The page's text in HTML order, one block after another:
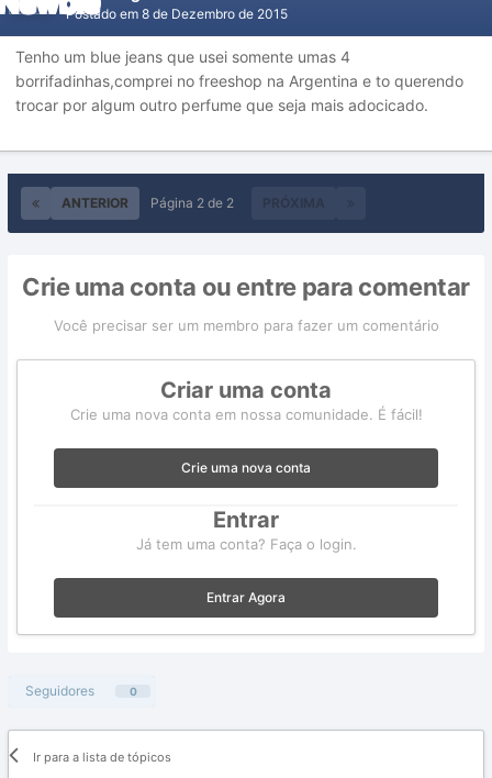
Postado em 8 de Dezembro de 2015
Tenho um blue jeans que usei somente umas 4
borrifadinhas,comprei no freeshop na Argentina e to querendo
trocar por algum outro perfume que seja mais adocicado.
ANTERIOR PRÓXIMA
Página 2 de 2
Crie uma conta ou entre para comentar
Você precisar ser um membro para fazer um comentário
Criar uma conta
Crie uma nova conta em nossa comunidade. É fácil!
Crie uma nova conta
Entrar
Já tem uma conta? Faça o login.
Entrar Agora
Seguidores 0
Ir para a lista de tópicos